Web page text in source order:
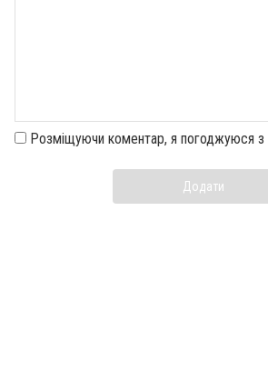
Розміщуючи коментар, я погоджуюся з
Додати